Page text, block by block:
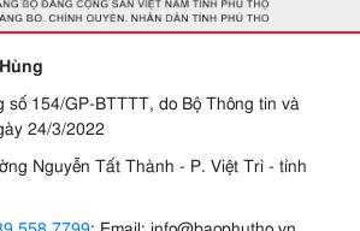
số 154/GP-BTTTT, do Bộ Thông tin và
24/3/2022
Nguyễn Tất Thành - P. Việt Trì - tỉnh